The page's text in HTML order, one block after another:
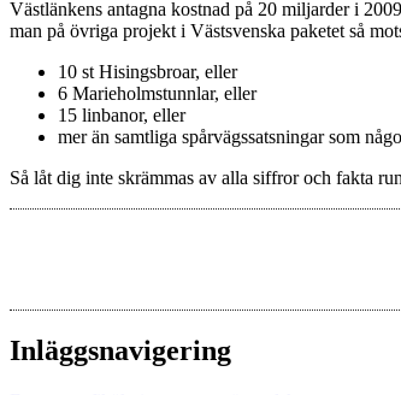
Västlänkens antagna kostnad på 20 miljarder i
man på övriga projekt i Västsvenska paketet så
10 st Hisingsbroar, eller
6 Marieholmstunnlar, eller
15 linbanor, eller
mer än samtliga spårvägssatsningar som
Så låt dig inte skrämmas av alla siffror och fakta
Inläggsnavigering